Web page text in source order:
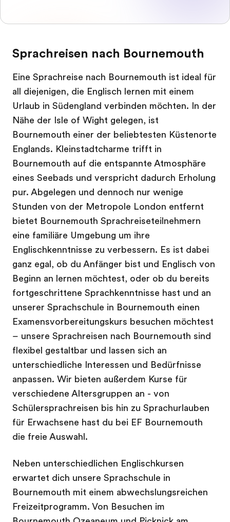
Sprachreisen nach Bournemouth
Eine Sprachreise nach Bournemouth ist ideal für
all diejenigen, die Englisch lernen mit einem
Urlaub in Südengland verbinden möchten. In der
Nähe der Isle of Wight gelegen, ist
Bournemouth einer der beliebtesten Küstenorte
Englands. Kleinstadtcharme trifft in
Bournemouth auf die entspannte Atmosphäre
eines Seebads und verspricht dadurch Erholung
pur. Abgelegen und dennoch nur wenige
Stunden von der Metropole London entfernt
bietet Bournemouth Sprachreiseteilnehmern
eine familiäre Umgebung um ihre
Englischkenntnisse zu verbessern. Es ist dabei
ganz egal, ob du Anfänger bist und Englisch von
Beginn an lernen möchtest, oder ob du bereits
fortgeschrittene Sprachkenntnisse hast und an
unserer Sprachschule in Bournemouth einen
Examensvorbereitungskurs besuchen möchtest
– unsere Sprachreisen nach Bournemouth sind
flexibel gestaltbar und lassen sich an
unterschiedliche Interessen und Bedürfnisse
anpassen. Wir bieten außerdem Kurse für
verschiedene Altersgruppen an - von
Schülersprachreisen bis hin zu Sprachurlauben
für Erwachsene hast du bei EF Bournemouth
die freie Auswahl.
Neben unterschiedlichen Englischkursen
erwartet dich unsere Sprachschule in
Bournemouth mit einem abwechslungsreichen
Freizeitprogramm. Von Besuchen im